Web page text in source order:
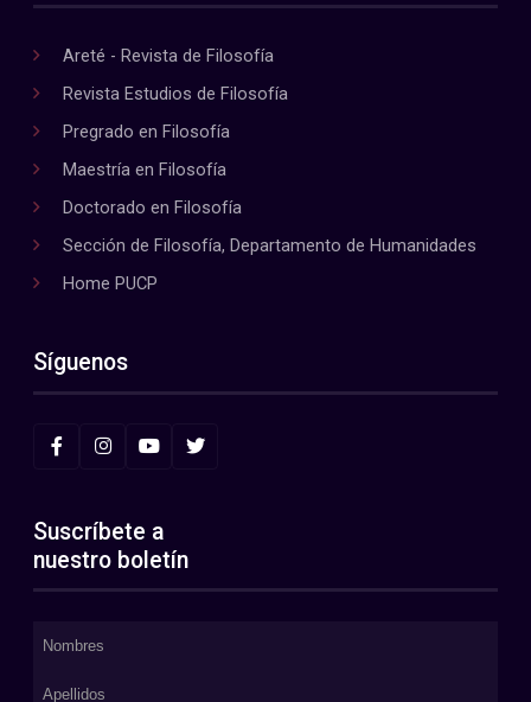
Areté - Revista de Filosofía
Revista Estudios de Filosofía
Pregrado en Filosofía
Maestría en Filosofía
Doctorado en Filosofía
Sección de Filosofía, Departamento de Humanidades
Home PUCP
Síguenos
Suscríbete a
nuestro boletín